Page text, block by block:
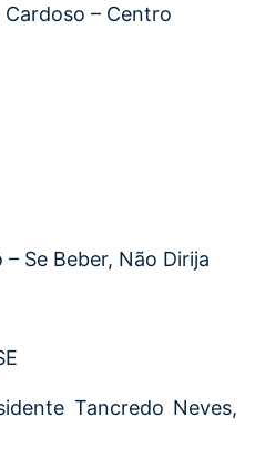
– Centro
Se Beber, Não Dirija
Tancredo Neves,